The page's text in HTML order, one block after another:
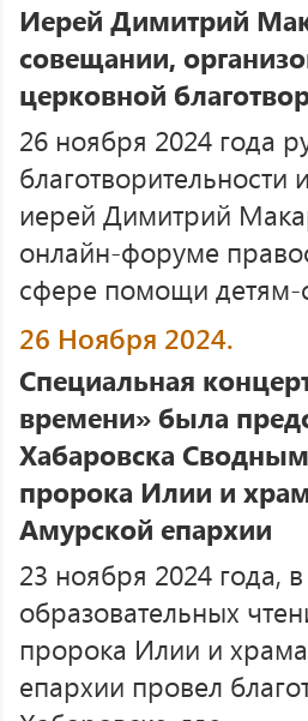
Иерей Димитрий
совещании,
церковной
26 ноября 2024 года
иерей Димитрий
онлайн-форуме
сфере помощи детям-
26 Ноября 2024.
Специальная
времени» была
Хабаровска
пророка Илии и
Амурской епархии
23 ноября 2024 года,
образовательных
пророка Илии и
епархии провел